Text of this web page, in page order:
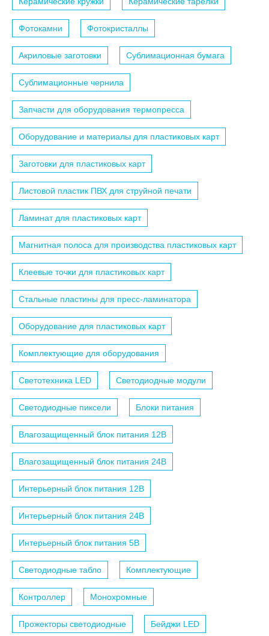
Фотокамни Фотокристаллы
Акриловые заготовки Сублимационная бумага
Сублимационные чернила
Запчасти для оборудования термопресса
Оборудование и материалы для пластиковых карт
Заготовки для пластиковых карт
Листовой пластик ПВХ для струйной печати
Ламинат для пластиковых карт
Магнитная полоса для производства пластиковых карт
Клеевые точки для пластиковых карт
Стальные пластины для пресс-ламинатора
Оборудование для пластиковых карт
Комплектующие для оборудования
Светотехника LED Светодиодные модули
Светодиодные пиксели Блоки питания
Влагозащищенный блок питания 12B
Влагозащищенный блок питания 24B
Интерьерный блок питания 12B
Интерьерный блок питания 24B
Интерьерный блок питания 5B
Светодиодные табло Комплектующие
Контроллер Монохромные
Прожекторы светодиодные Бейджи LED